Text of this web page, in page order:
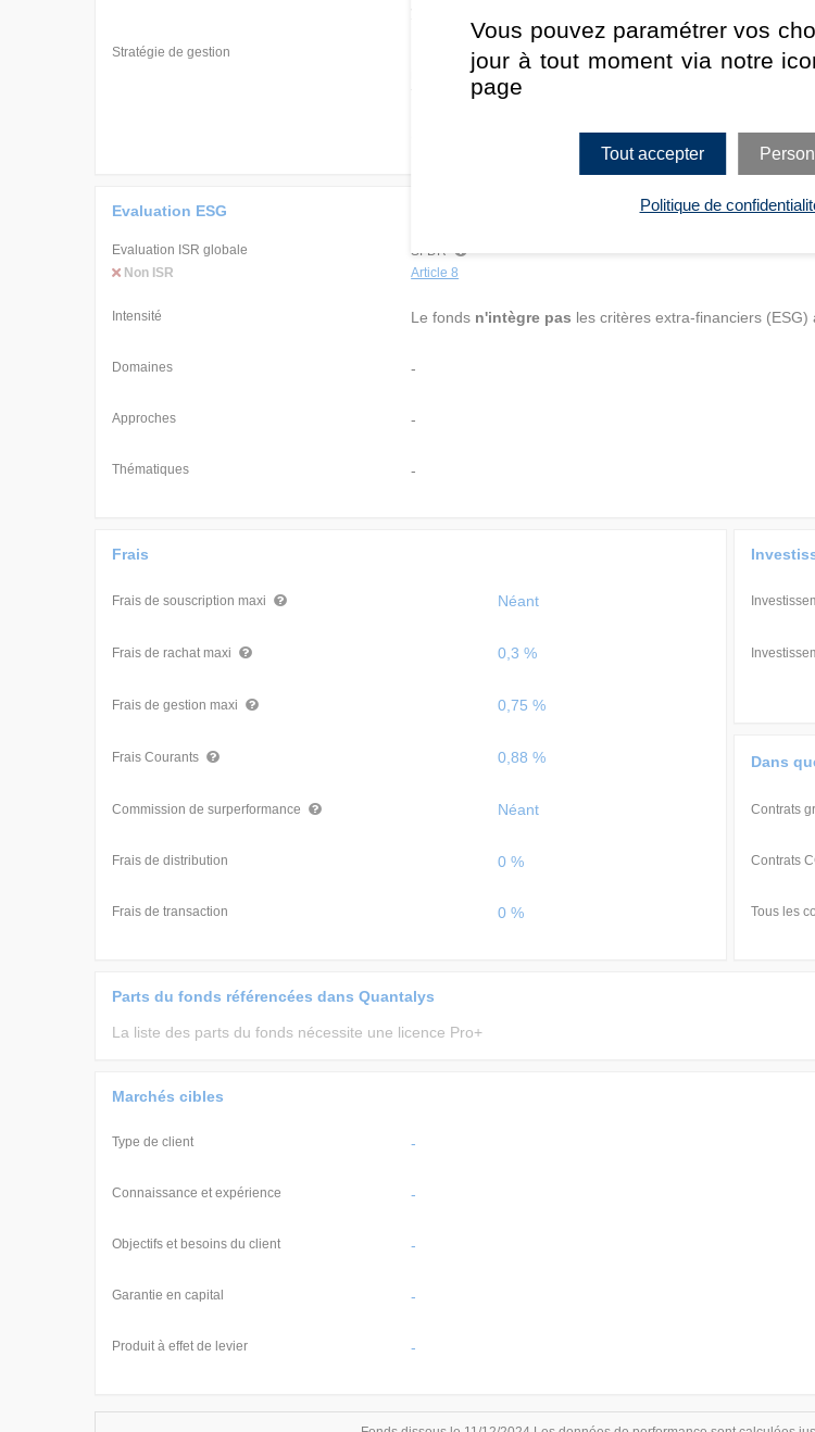
Stratégie de gestion
In normal circumstances, the Fund invests at least
issuers in emerging market countries. The Fund will
The Fund may invest significantly in lower-rated
Fund will use derivatives to a significant extent (i) to
(iii) in seeking to reduce potential risks. This share class
Evaluation ESG
Evaluation ISR globale
Non ISR
SFDR
Article 8
Intensité Le fonds n'intègre pas les critères extra-financiers
Domaines -
Approches -
Thématiques -
Frais
Frais de souscription maxi Néant
Frais de rachat maxi 0,3 %
Frais de gestion maxi 0,75 %
Frais Courants 0,88 %
Commission de surperformance Néant
Frais de distribution 0 %
Frais de transaction 0 %
Dans
Contrats
Contrats
Tous les
Parts du fonds référencées dans Quantalys
La liste des parts du fonds nécessite une licence Pro+
Marchés cibles
Type de client -
Connaissance et expérience -
Objectifs et besoins du client -
Garantie en capital -
Produit à effet de levier -
Vous pouvez paramétrer vos
jour à tout moment via notre
page
Tout accepter
Politique de